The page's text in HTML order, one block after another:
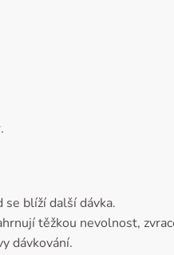
blíží další dávka.
těžkou nevolnost,
dávkování.